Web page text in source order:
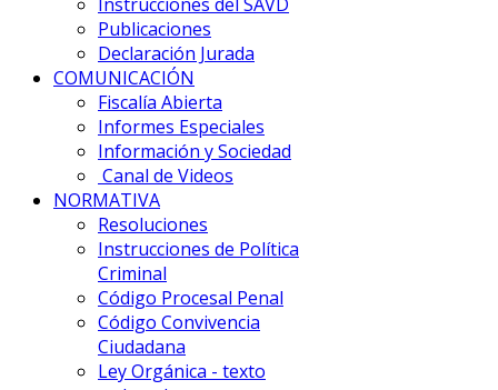
Publicaciones
Declaración Jurada
COMUNICACIÓN
Fiscalía Abierta
Informes Especiales
Información y Sociedad
Canal de Videos
NORMATIVA
Resoluciones
Instrucciones de Política
Criminal
Código Procesal Penal
Código Convivencia
Ciudadana
Ley Orgánica - texto